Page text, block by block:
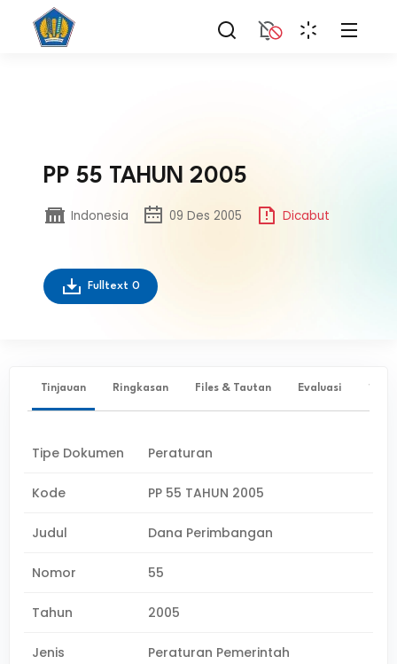
PP 55 TAHUN 2005
Indonesia 09 Des 2005 Dicabut
Fulltext 0
Tinjauan Ringkasan Files & Tautan Evaluasi ✨
Tipe Dokumen Peraturan
Kode PP 55 TAHUN 2005
Judul Dana Perimbangan
Nomor 55
Tahun 2005
Jenis
Peraturan Pemerintah